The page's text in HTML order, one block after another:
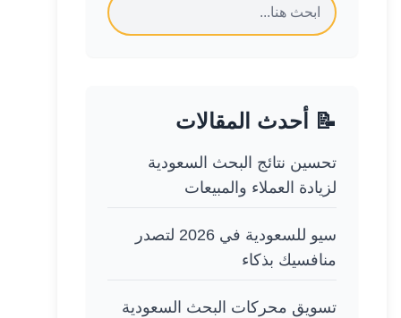
📝 أحدث المقالات
تحسين نتائج البحث السعودية
لزيادة العملاء والمبيعات
سيو للسعودية في 2026 لتصدر
منافسيك بذكاء
تسويق محركات البحث السعودية